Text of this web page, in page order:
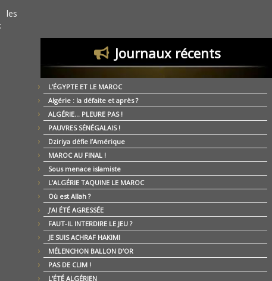
les
Journaux récents
L’ÉGYPTE ET LE MAROC
Algérie : la défaite et après ?
ALGÉRIE… PLEURE PAS !
PAUVRES SÉNÉGALAIS !
Dziriya défie l’Amérique
MAROC AU FINAL !
Sous menace islamiste
L’ALGÉRIE TAQUINE LE MAROC
Où est Allah ?
J’AI ÉTÉ AGRESSÉE
FAUT-IL INTERDIRE LE JEU ?
JE SUIS ACHRAF HAKIMI
MÉLENCHON BALLON D’OR
PAS DE CLIM !
L’ÉTÉ ALGÉRIEN